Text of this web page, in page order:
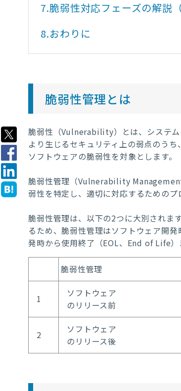
7.脆弱性対応フェーズの解説
8.おわりに
脆弱性管理とは
脆弱性（Vulnerability）とは、システ
より生じるセキュリティ上の弱点のう
ソフトウェアの脆弱性を対象とします。
脆弱性管理（Vulnerability
弱性を特定し、適切に対応するためのプ
脆弱性管理は、以下の2つに大別されま
るため、脆弱性管理はソフトウェア開
発時から使用終了（EOL、 End of Life
脆弱性管理
1
ソフトウェア
のリリース前
2
ソフトウェア
のリリース後